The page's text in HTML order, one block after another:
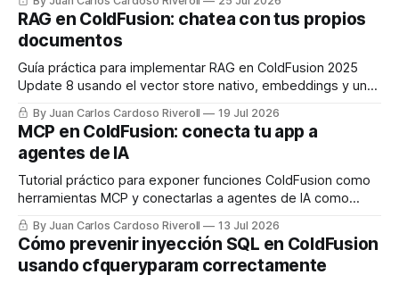
RAG en ColdFusion: chatea con tus propios
documentos
Guía práctica para implementar RAG en ColdFusion 2025
Update 8 usando el vector store nativo, embeddings y un
By Juan Carlos Cardoso Riveroll 19 Jul 2026
MCP en ColdFusion: conecta tu app a
agentes de IA
Tutorial práctico para exponer funciones ColdFusion como
herramientas MCP y conectarlas a agentes de IA como
By Juan Carlos Cardoso Riveroll 13 Jul 2026
Cómo prevenir inyección SQL en ColdFusion
usando cfqueryparam correctamente